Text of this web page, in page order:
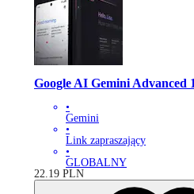
Google AI Gemini Advanced
•
Gemini
•
Link zapraszający
•
GLOBALNY
22.19 PLN